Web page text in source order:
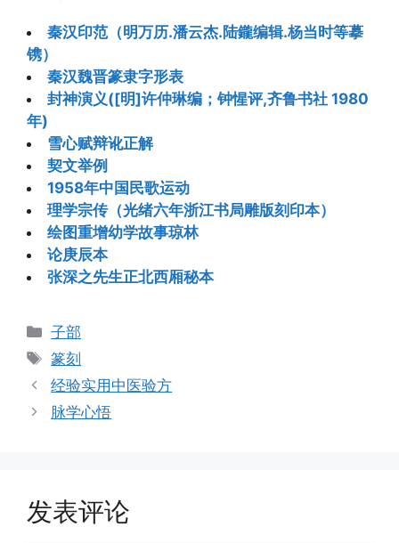
秦汉印范（明万历.潘云杰.陆鑨编辑.杨当时等摹
镌）
秦汉魏晋篆隶字形表
封神演义([明]许仲琳编；钟惺评,齐鲁书社 1980
年)
雪心赋辩讹正解
契文举例
1958年中国民歌运动
理学宗传（光绪六年浙江书局雕版刻印本）
绘图重增幼学故事琼林
论庚辰本
张深之先生正北西厢秘本
分
类
子部
标
签
篆刻
经验实用中医验方
脉学心悟
发表评论